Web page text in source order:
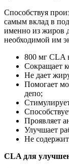
Способствуя
самым вклад в
именно из жиров
необходимой им
800 мг CLA
Сокращает
Не дает
Помогает
депо;
Проявляет
Улучшает
Не
CLA для